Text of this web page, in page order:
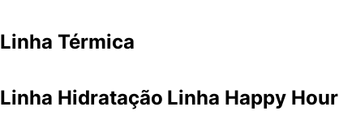
Linha Térmica
Linha Hidratação Linha Happy Hour